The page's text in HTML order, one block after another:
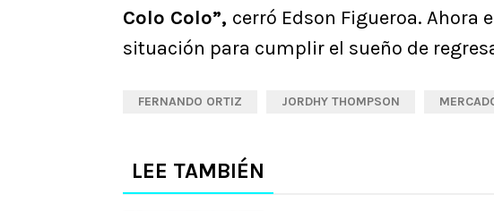
Colo Colo”, cerró Edson Figueroa. Ahora
situación para cumplir el sueño de
FERNANDO ORTIZ JORDHY THOMPSON
LEE TAMBIÉN